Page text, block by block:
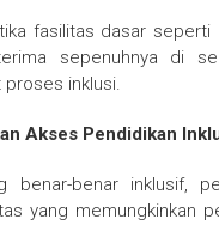
fasilitas dasar seperti
sepenuhnya di
inklusi.
Akses Pendidikan
benar-benar inklusif,
yang memungkinkan